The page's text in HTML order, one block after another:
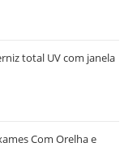
total UV com janela
Com Orelha e